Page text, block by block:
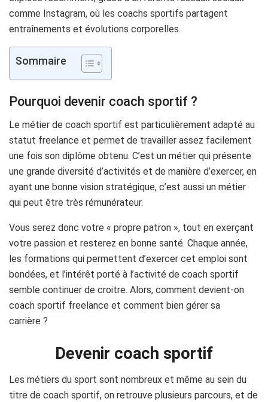
comme Instagram, où les coachs sportifs partagent
entraînements et évolutions corporelles.
Sommaire
Pourquoi devenir coach sportif ?
Le métier de coach sportif est particulièrement adapté au
statut freelance et permet de travailler assez facilement
une fois son diplôme obtenu. C’est un métier qui présente
une grande diversité d’activités et de manière d’exercer, en
ayant une bonne vision stratégique, c’est aussi un métier
qui peut être très rémunérateur.
Vous serez donc votre « propre patron », tout en exerçant
votre passion et resterez en bonne santé. Chaque année,
les formations qui permettent d’exercer cet emploi sont
bondées, et l’intérêt porté à l’activité de coach sportif
semble continuer de croitre. Alors, comment devient-on
coach sportif freelance et comment bien gérer sa
carrière ?
Devenir coach sportif
Les métiers du sport sont nombreux et même au sein du
titre de coach sportif, on retrouve plusieurs parcours, et de